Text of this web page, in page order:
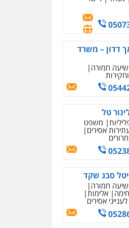
דדון – משרד
חמורה
טל
אסירים
סבג שקד
אלימות
אסירים
מגוגל
שליליים
לעורכי
הגנה
שירותים מקצועיים
חדשה
עבירות מין
לעורכי
עו"ס,
לעורכי